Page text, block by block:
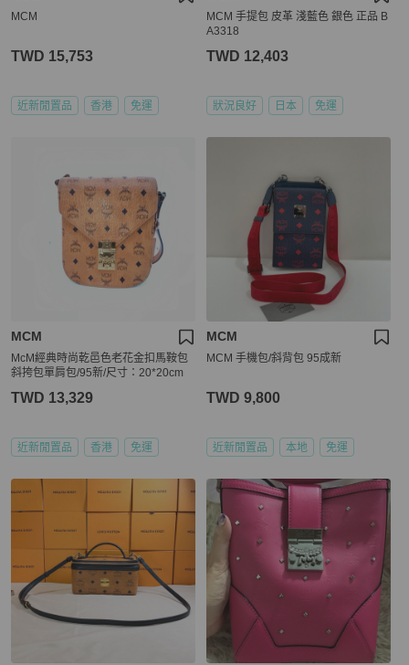
MCM
TWD 15,753
近新閒置品 香港 免運
MCM 手提包 皮革 淺藍色 銀色 正品 B
A3318
TWD 12,403
狀況良好 日本 免運
MCM
McM經典時尚乾邑色老花金扣馬鞍包
斜挎包單肩包/95新/尺寸：20*20cm
TWD 13,329
近新閒置品 香港 免運
MCM
MCM 手機包/斜背包 95成新
TWD 9,800
近新閒置品 本地 免運